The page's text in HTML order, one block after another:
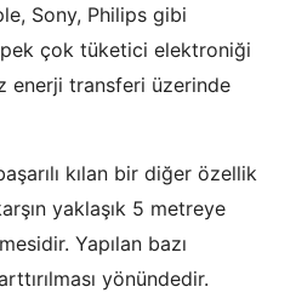
Sony, Philips gibi
çok tüketici elektroniği
enerji transferi üzerinde
kılan bir diğer özellik
yaklaşık 5 metreye
Yapılan bazı
yönündedir.